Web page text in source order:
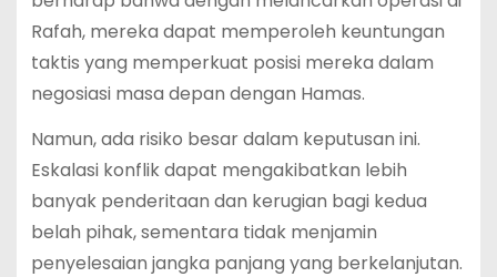
Rafah, mereka dapat memperoleh keuntungan
taktis yang memperkuat posisi mereka dalam
negosiasi masa depan dengan Hamas.
Namun, ada risiko besar dalam keputusan ini.
Eskalasi konflik dapat mengakibatkan lebih
banyak penderitaan dan kerugian bagi kedua
belah pihak, sementara tidak menjamin
penyelesaian jangka panjang yang berkelanjutan.